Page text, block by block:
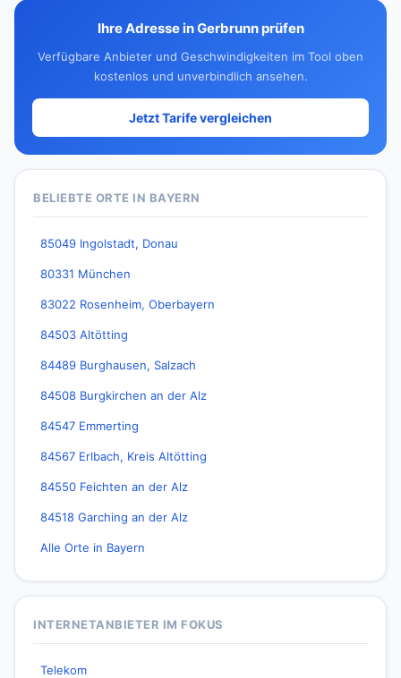
Ihre Adresse in Gerbrunn prüfen
Verfügbare Anbieter und Geschwindigkeiten im Tool oben
kostenlos und unverbindlich ansehen.
Jetzt Tarife vergleichen
BELIEBTE ORTE IN BAYERN
85049 Ingolstadt, Donau
80331 München
83022 Rosenheim, Oberbayern
84503 Altötting
84489 Burghausen, Salzach
84508 Burgkirchen an der Alz
84547 Emmerting
84567 Erlbach, Kreis Altötting
84550 Feichten an der Alz
84518 Garching an der Alz
Alle Orte in Bayern
INTERNETANBIETER IM FOKUS
Telekom